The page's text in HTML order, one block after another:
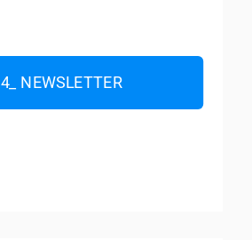
4_ NEWSLETTER